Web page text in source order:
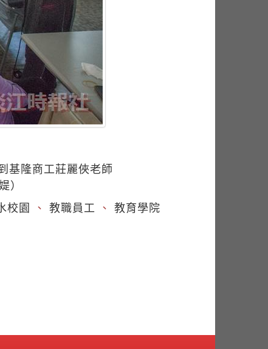
基隆商工莊麗俠老師
）
校園 、 教職員工 、 教育學院